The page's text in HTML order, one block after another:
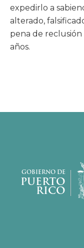
expedirlo a
alterado,
pena de
años.
GOBIERNO DE
PUERTO
RICO